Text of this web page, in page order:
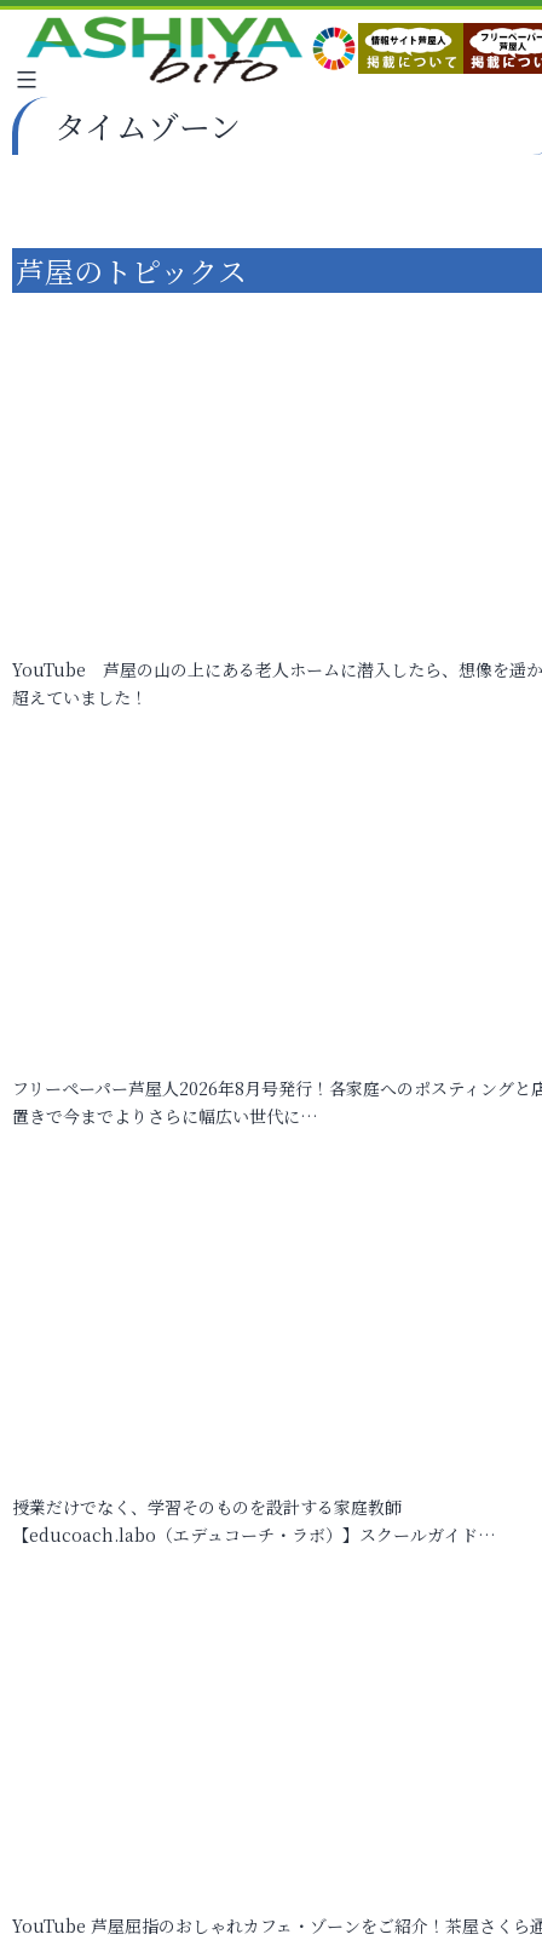
タイムゾーン
芦屋のトピックス
YouTube 芦屋の山の上にある老人ホームに潜入したら、想像を遥
超えていました！
フリーペーパー芦屋人2026年8月号発行！各家庭へのポスティングと
置きで今までよりさらに幅広い世代に…
授業だけでなく、学習そのものを設計する家庭教師
【educoach.labo（エデュコーチ・ラボ）】スクールガイド…
YouTube 芦屋屈指のおしゃれカフェ・ゾーンをご紹介！茶屋さくら